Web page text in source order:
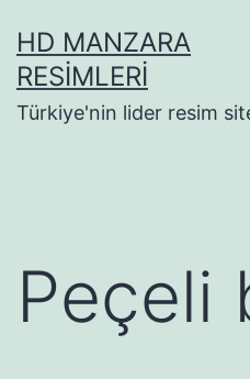
geçHD MANZARA
RESIMLERI
Türkiye'nin lider resim
Peçeli